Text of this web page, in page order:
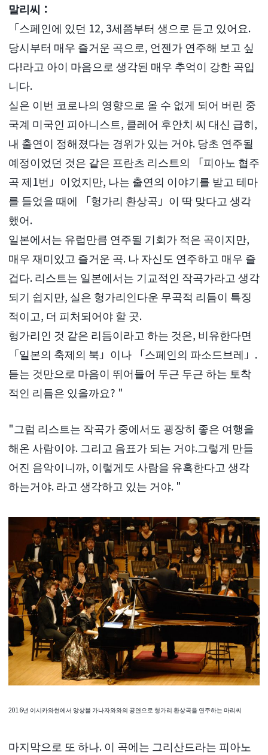
말리씨：
「스페인에 있던 12, 3세쯤부터 생으로 듣고 있어요.
당시부터 매우 즐거운 곡으로, 언젠가 연주해 보고 싶
다!라고 아이 마음으로 생각된 매우 추억이 강한 곡입
니다.
실은 이번 코로나의 영향으로 올 수 없게 되어 버린 중
국계 미국인 피아니스트, 클레어 후안치 씨 대신 급히,
내 출연이 정해졌다는 경위가 있는 거야. 당초 연주될
예정이었던 것은 같은 프란츠 리스트의 「피아노 협주
곡 제1번」이었지만, 나는 출연의 이야기를 받고 테마
를 들었을 때에 「헝가리 환상곡」이 딱 맞다고 생각
했어.
일본에서는 유럽만큼 연주될 기회가 적은 곡이지만,
매우 재미있고 즐거운 곡. 나 자신도 연주하고 매우 즐
겁다. 리스트는 일본에서는 기교적인 작곡가라고 생각
되기 쉽지만, 실은 헝가리인다운 무곡적 리듬이 특징
적이고, 더 피처되어야 할 곳.
헝가리인 것 같은 리듬이라고 하는 것은, 비유한다면
「일본의 축제의 북」이나 「스페인의 파소드브레」.
듣는 것만으로 마음이 뛰어들어 두근 두근 하는 토착
적인 리듬은 있을까요? "
"그럼 리스트는 작곡가 중에서도 굉장히 좋은 여행을
해온 사람이야. 그리고 음표가 되는 거야.그렇게 만들
어진 음악이니까, 이렇게도 사람을 유혹한다고 생각
하는거야. 라고 생각하고 있는 거야. "
2016년 이시카와현에서 앙상블 가나자와와의 공연으로 헝가리 환상곡을 연주하는 마리씨
마지막으로 또 하나. 이 곡에는 그리산드라는 피아노